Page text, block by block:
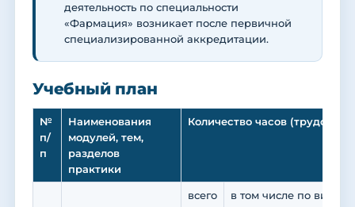
деятельность по специальности
«Фармация» возникает после первичной
специализированной аккредитации.
Учебный план
№
п/
п
Наименования
модулей, тем,
разделов
практики
Количество часов
всего в том числе по видам